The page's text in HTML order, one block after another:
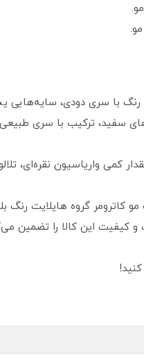
رنگ با سری دودی،
سفید، ترکیب با سری
کمی واریاسیون نقره‌ای،
گروه هایلایت رنگ
و کیفیت این کالا را تضمین